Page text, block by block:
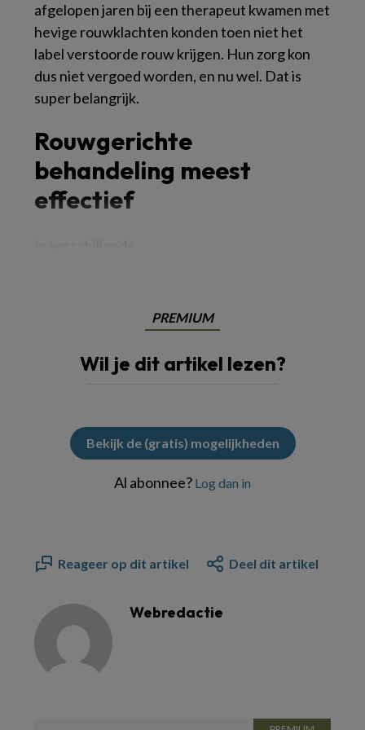
afgelopen jaren bij een therapeut kwamen met
hevige rouwklachten konden toen niet het
label verstoorde rouw krijgen. Hun zorg kon
dus niet vergoed worden, en nu wel. Dat is
super belangrijk.
Rouwgerichte
behandeling meest
effectief
PREMIUM
Wil je dit artikel lezen?
Bekijk de (gratis) mogelijkheden
Al abonnee? Log dan in
Reageer op dit artikel Deel dit artikel
Webredactie